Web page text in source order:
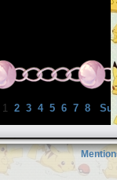
1 2 3 4 5 6 7 8